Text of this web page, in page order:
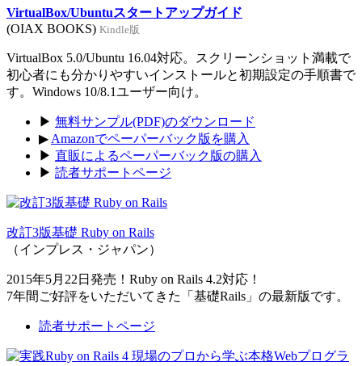
VirtualBox/Ubuntuスタートアップガイド
(OIAX BOOKS) Kindle版
VirtualBox 5.0/Ubuntu 16.04対応。スクリーンショット満載で
初心者にも分かりやすいインストールと初期設定の手順書で
す。Windows 10/8.1ユーザー向け。
▶ 無料サンプル(PDF)のダウンロード
▶ Amazonでペーパーバック版を購入
▶ 直販によるペーパーバック版の購入
▶ 読者サポートページ
改訂3版基礎 Ruby on Rails
（インプレス・ジャパン）
2015年5月22日発売！Ruby on Rails 4.2対応！
7年間ご好評をいただいてきた「基礎Rails」の最新版です。
読者サポートページ